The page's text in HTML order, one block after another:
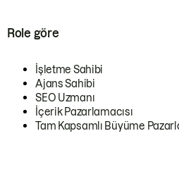
Role göre
İşletme Sahibi
Ajans Sahibi
SEO Uzmanı
İçerik Pazarlamacısı
Tam Kapsamlı Büyüme